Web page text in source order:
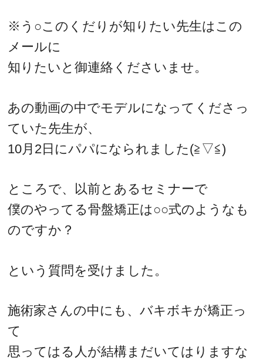
※う○このくだりが知りたい先生はこの
メールに
知りたいと御連絡くださいませ。
あの動画の中でモデルになってくださっ
ていた先生が、
10月2日にパパになられました(≧▽≦)
ところで、以前とあるセミナーで
僕のやってる骨盤矯正は○○式のようなも
のですか？
という質問を受けました。
施術家さんの中にも、バキボキが矯正っ
て
思ってはる人が結構まだいてはりますな